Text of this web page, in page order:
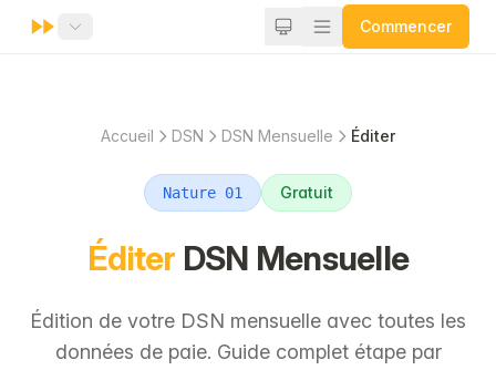
Commencer
Accueil DSN DSN Mensuelle Éditer
Nature 01 Gratuit
Éditer DSN Mensuelle
Édition de votre DSN mensuelle avec toutes les
données de paie. Guide complet étape par